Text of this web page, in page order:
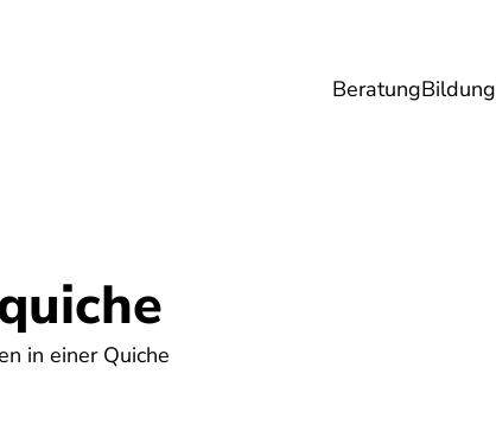
BeratungBildung
Umwelt
in einer Quiche